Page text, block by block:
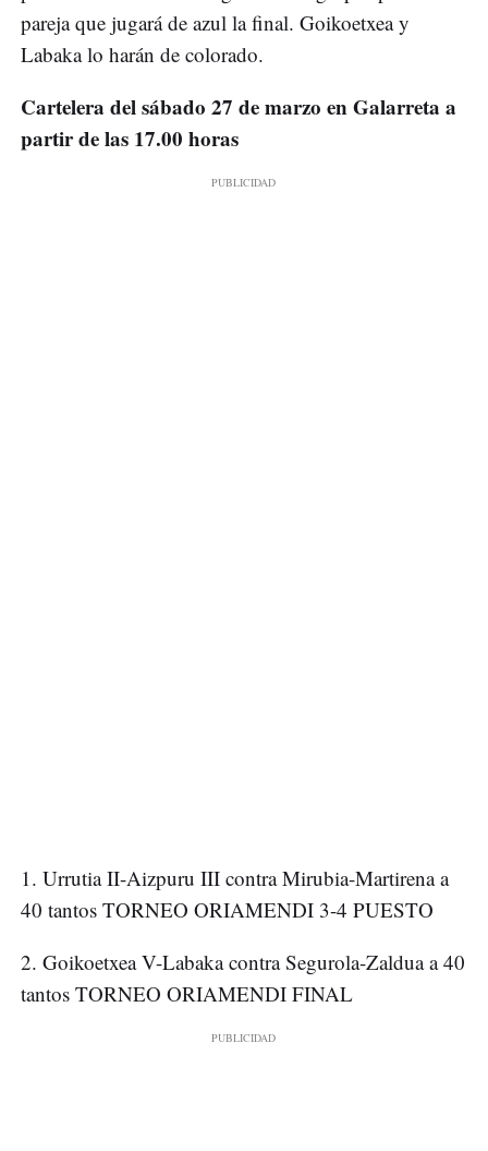
pareja que jugará de azul la final. Goikoetxea y
Labaka lo harán de colorado.
Cartelera del sábado 27 de marzo en Galarreta a
partir de las 17.00 horas
1. Urrutia II-Aizpuru III contra Mirubia-Martirena a
40 tantos TORNEO ORIAMENDI 3-4 PUESTO
2. Goikoetxea V-Labaka contra Segurola-Zaldua a 40
tantos TORNEO ORIAMENDI FINAL